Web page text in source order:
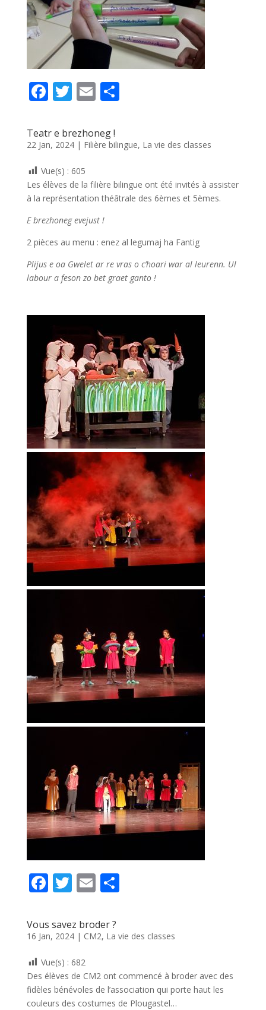
F
ac
e
b
o
o
k
T
w
itt
er
E
m
ai
l
P
g
Teatr e brezhoneg !
22 Jan, 2024| Filière bilingue, La vie des classes
Vue(s) : 605
Les élèves de la filière bilingue ont été invités à assister
à la représentation théâtrale des 6èmes et 5èmes.
E brezhoneg evejust !
2 pièces au menu : enez al legumaj ha Fantig
Plijus e oa Gwelet ar re vras o c’hoari war al leurenn. Ul
labour a feson zo bet graet ganto !
F
e
b
o
o
k
T
itt
er
E
ai
l
P
g
Vous savez broder ?
16 Jan, 2024| CM2, La vie des classes
Vue(s) : 682
Des élèves de CM2 ont commencé à broder avec des
fidèles bénévoles de l’association qui porte haut les
couleurs des costumes de Plougastel…